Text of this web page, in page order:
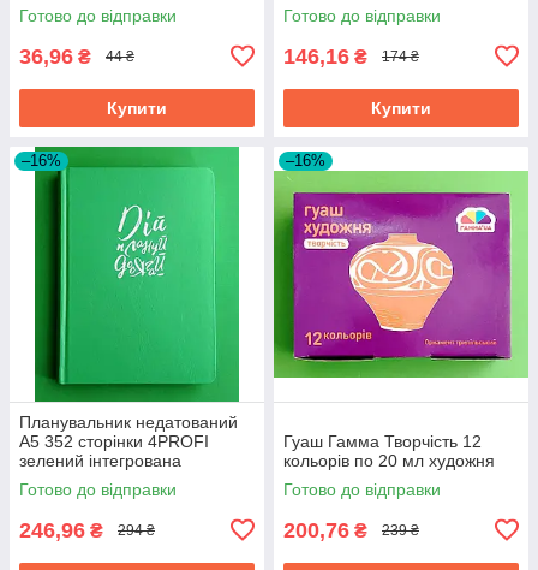
Готово до відправки
36,96 ₴ 44 ₴
Купити
Готово до відправки
146,16 ₴ 174 ₴
Купити
–16%
Планувальник недатований
A5 352 сторінки 4PROFI
зелений інтегрована
обкладинка тиснення
срібною фольгою ляссе 70 г
Готово до відправки
246,96 ₴ 294 ₴
–16%
Гуаш Гамма Творчість 12
кольорів по 20 мл художня
Готово до відправки
200,76 ₴ 239 ₴